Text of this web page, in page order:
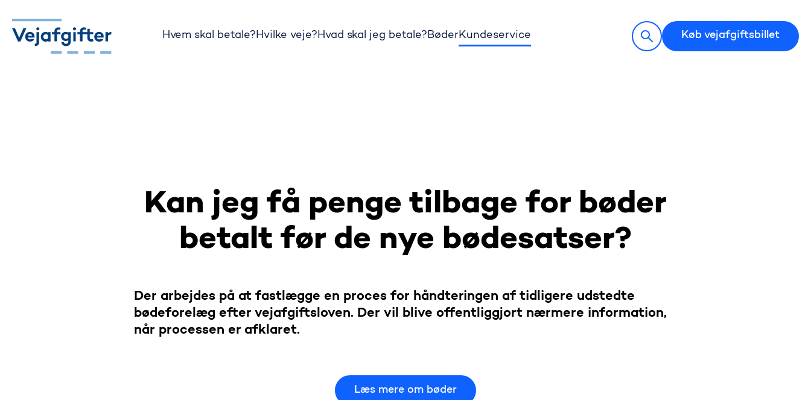
Hvem skal betale?Hvilke veje?Hvad skal jeg betale?BøderKundeservice Køb vejafgiftsbillet
Kan jeg få penge tilbage for bøder
betalt før de nye bødesatser?
Der arbejdes på at fastlægge en proces for håndteringen af tidligere udstedte
bødeforelæg efter vejafgiftsloven. Der vil blive offentliggjort nærmere information,
når processen er afklaret.
Læs mere om bøder